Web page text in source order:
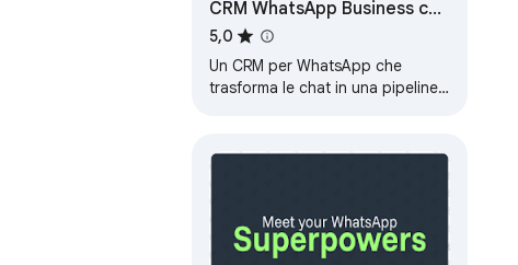
CRM WhatsApp Business con
Agenti AI - The Chat
Quotient
5,0
Un CRM per WhatsApp che
trasforma le chat in una pipeline
lascia…